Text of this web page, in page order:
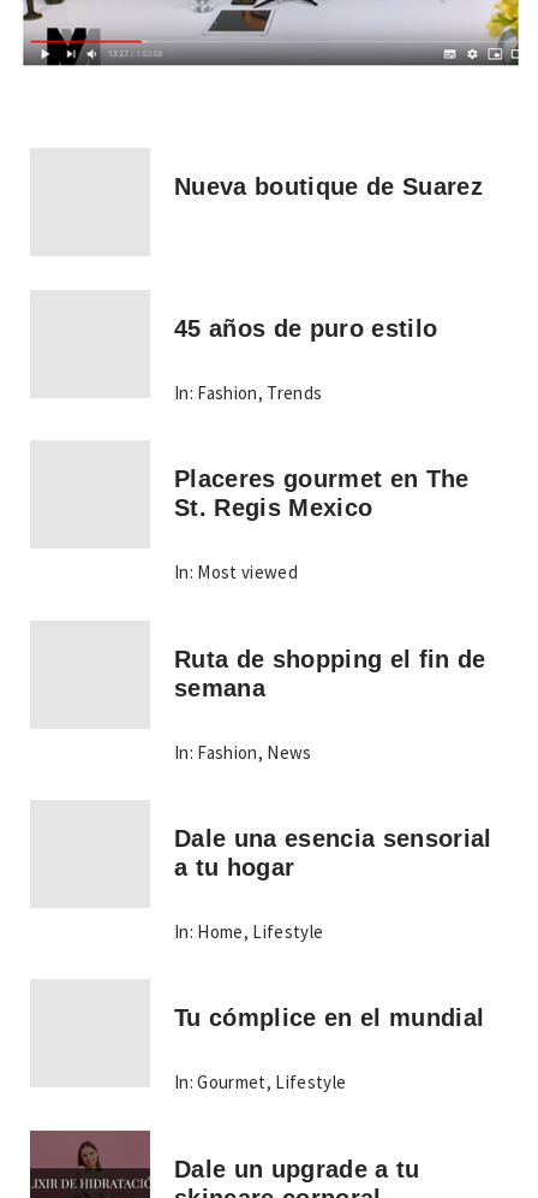
Nueva boutique de Suarez
45 años de puro estilo
In: Fashion, Trends
Placeres gourmet en The
St. Regis Mexico
In: Most viewed
Ruta de shopping el fin de
semana
In: Fashion, News
Dale una esencia sensorial
a tu hogar
In: Home, Lifestyle
Tu cómplice en el mundial
In: Gourmet, Lifestyle
Dale un upgrade a tu